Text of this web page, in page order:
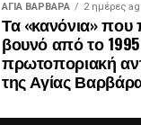
ΑΓΙΑ ΒΑΡΒΑΡΑ 2 ημέρες
Τα «κανόνια» που
βουνό από το
πρωτοποριακή
της Αγίας